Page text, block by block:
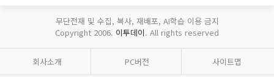
무단전재 및 수집, 복사, 재배포, AI학습 이용 금지
Copyright 2006. 이투데이. All rights reserved
회사소개 PC버전 사이트맵